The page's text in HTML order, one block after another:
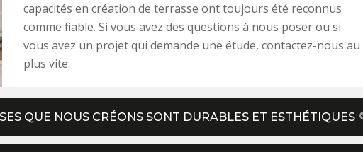
capacités en création de terrasse ont toujours été reconnus
comme fiable. Si vous avez des questions à nous poser ou si
vous avez un projet qui demande une étude, contactez-nous au
plus vite.
QUE NOUS CRÉONS SONT DURABLES ET ESTHÉTIQUES